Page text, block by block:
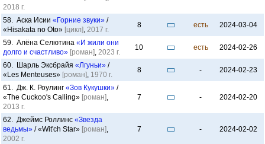
2018 г.
58. Аска Исии «Горние звуки» /
«Hisakata no Oto» [цикл], 2017 г.
8 есть 2024-03-04
59. Алёна Селютина «И жили они
долго и счастливо» [роман], 2023 г.
10 есть 2024-02-26
60. Шарль Эксбрайя «Лгуньи» /
«Les Menteuses» [роман], 1970 г.
8 - 2024-02-23
61. Дж. К. Роулинг «Зов Кукушки» /
«The Cuckoo's Calling» [роман],
2013 г.
7 - 2024-02-20
62. Джеймс Роллинс «Звезда
ведьмы» / «Wit'ch Star» [роман],
2002 г.
7 - 2024-02-02